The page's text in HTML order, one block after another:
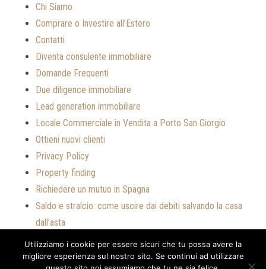
Chi Siamo
Comprare o Investire all’Estero
Contatti
Diventa consulente immobiliare
Domande Frequenti
Due diligence immobiliare
Lead generation immobiliare
Locale Commerciale in Vendita a Porto San Giorgio
Ottieni nuovi clienti
Privacy Policy
Property finding
Richiedere un mutuo in Spagna
Saldo e stralcio: come uscire dai debiti salvando la casa
dall’asta
Servizi
Vendi la tua casa a compratori stranieri
Utilizziamo i cookie per essere sicuri che tu possa avere la
migliore esperienza sul nostro sito. Se continui ad utilizzare